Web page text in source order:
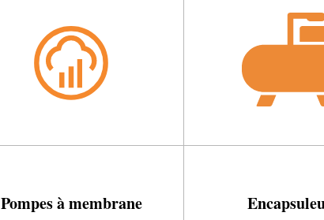
Pompes à membrane